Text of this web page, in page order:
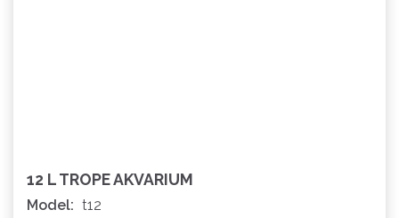
12 L TROPE AKVARIUM
Model: t12